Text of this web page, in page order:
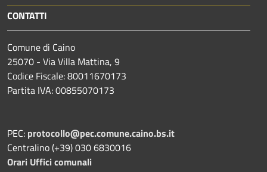
CONTATTI
Comune di Caino
25070 - Via Villa Mattina, 9
Codice Fiscale: 80011670173
Partita IVA: 00855070173
PEC: protocollo@pec.comune.caino.bs.it
Centralino (+39) 030 6830016
Orari Uffici comunali